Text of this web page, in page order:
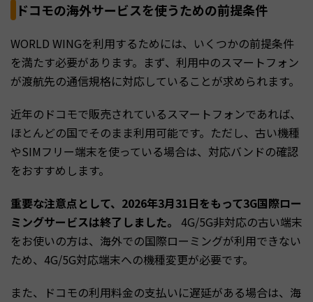
ドコモの海外サービスを使うための前提条件
WORLD WINGを利用するためには、いくつかの前提条件
を満たす必要があります。まず、利用中のスマートフォン
が渡航先の通信規格に対応していることが求められます。
近年のドコモで販売されているスマートフォンであれば、
ほとんどの国でそのまま利用可能です。ただし、古い機種
やSIMフリー端末を使っている場合は、対応バンドの確認
をおすすめします。
重要な注意点として、2026年3月31日をもって3G国際ロー
ミングサービスは終了しました。 4G/5G非対応の古い端末
をお使いの方は、海外での国際ローミングが利用できない
ため、4G/5G対応端末への機種変更が必要です。
また、ドコモの利用料金の支払いに遅延がある場合は、海